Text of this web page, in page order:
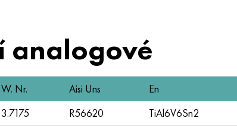
analogové
W. Nr. Aisi Uns En
3.7175
R56620 TiAl6V6Sn2